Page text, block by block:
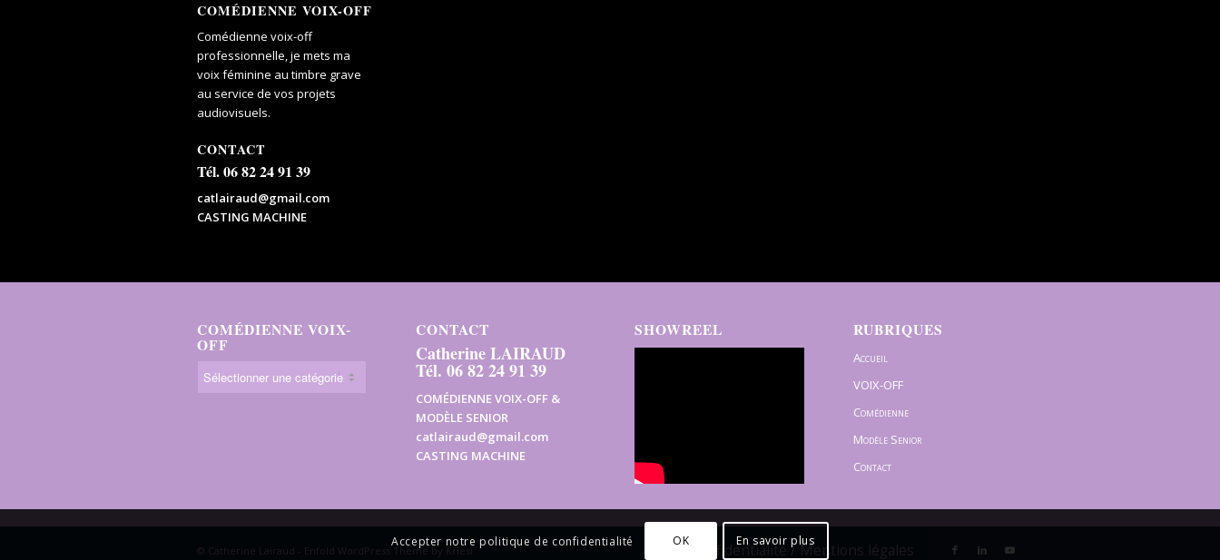
COMÉDIENNE VOIX-OFF
Comédienne voix-off
professionnelle, je mets ma
voix féminine au timbre grave
au service de vos projets
audiovisuels.
CONTACT
Tél. 06 82 24 91 39
catlairaud@gmail.com
CASTING MACHINE
COMÉDIENNE VOIX-
OFF
CONTACT
Catherine LAIRAUD
Tél. 06 82 24 91 39
COMÉDIENNE VOIX-OFF &
MODÈLE SENIOR
catlairaud@gmail.com
CASTING MACHINE
SHOWREEL RUBRIQUES
Accueil
VOIX-OFF
Comédienne
Modèle Senior
Contact
© Catherine Lairaud - Enfold WordPress Theme by Kriesi Confidentialité / Mentions légales
Accepter notre politique de confidentialité OK En savoir plus